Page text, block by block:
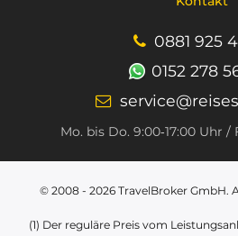
0881 925
0152 278
Mo. bis Do. 9:00‑17:00 Uhr /
© 2008 - 2026 TravelBroker GmbH.
(1) Der reguläre Preis vom